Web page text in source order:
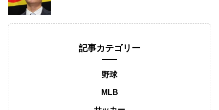
記事カテゴリー
野球
MLB